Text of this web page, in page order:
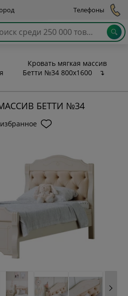
Телефоны
Кровать мягкая массив
Бетти №34 800х1600
↴
БЕТТИ №34